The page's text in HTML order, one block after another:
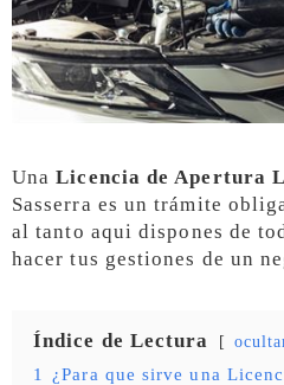
UnaLicencia de Apertura
Sasserra es un trámite
al tanto aqui dispones de
hacer tus gestiones de un
Índice de Lectura
1
¿Para que sirve una